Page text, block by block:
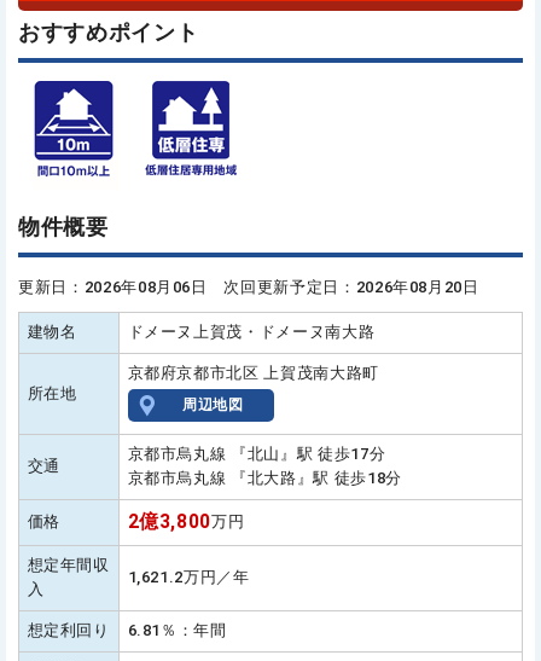
おすすめポイント
物件概要
更新日：2026年08月06日 次回更新予定日：2026年08月20日
建物名 ドメーヌ上賀茂・ドメーヌ南大路
所在地
京都府京都市北区 上賀茂南大路町
周辺地図
交通
京都市烏丸線 『北山』駅 徒歩17分
京都市烏丸線 『北大路』駅 徒歩18分
価格 2億3,800万円
想定年間収
入
1,621.2万円／年
想定利回り 6.81％：年間